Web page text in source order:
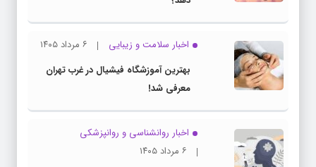
اخبار سلامت و زیبایی
۶ مرداد ۱۴۰۵
بهترین آموزشگاه فیشیال در غرب تهران
معرفی شد!
اخبار روانشناسی و روانپزشكی
۶ مرداد ۱۴۰۵